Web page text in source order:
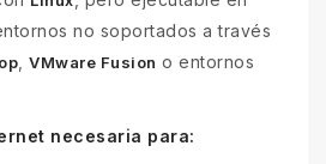
no soportados a través
VMware Fusion o entornos
necesaria para: